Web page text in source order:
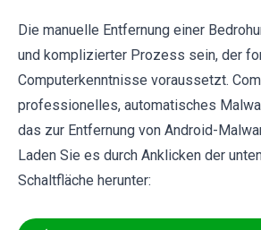
Die manuelle Entfernung einer
und komplizierter Prozess sein, der
Computerkenntnisse voraussetzt.
professionelles, automatisches
das zur Entfernung von Android-
Laden Sie es durch Anklicken der
Schaltfläche herunter: